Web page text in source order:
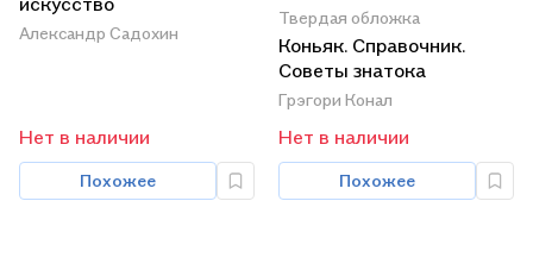
Александр Садохин
Нет в наличии
Похожее
Твердая обложка
Коньяк. Справочник.
Советы знатока
Грэгори Конал
Нет в наличии
Похожее